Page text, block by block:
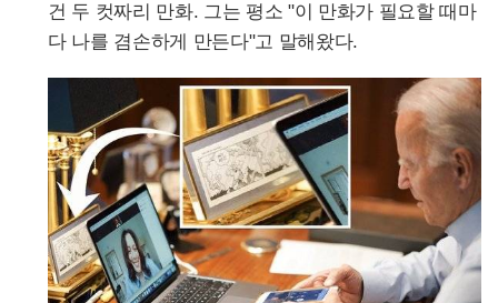
건 두 컷짜리 만화. 그는 평소 "이 만화가 필요할 때마
다 나를 겸손하게 만든다"고 말해왔다.